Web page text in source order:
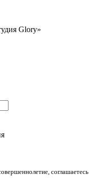
Glory»
соглашаетесь